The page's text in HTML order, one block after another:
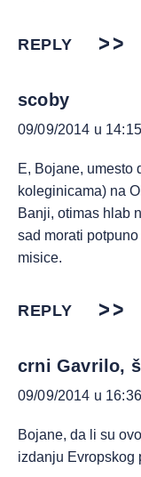
REPLY
scoby
09/09/2014 u 14:15
E, Bojane, umesto
koleginicama) na
Banji, otimas hlab
sad morati
misice.
REPLY
crni Gavrilo,
09/09/2014 u 16:36
Bojane, da li su
izdanju Evropskog